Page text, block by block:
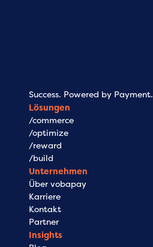
Success. Powered by Payment.
Lösungen
/commerce
/optimize
/reward
/build
Unternehmen
Über vobapay
Karriere
Kontakt
Partner
Insights